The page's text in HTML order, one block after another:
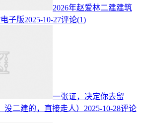
2026年赵爱林二建建筑
子版2025-10-27评论(1)
一张证，决定你去留
没二建的，直接走人） 2025-10-28评论